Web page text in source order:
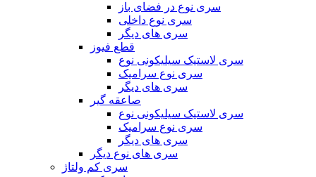
سری نوع در فضای باز
سری نوع داخلی
سری های دیگر
قطع فیوز
سری لاستیک سیلیکونی نوع
سری نوع سرامیک
سری های دیگر
صاعقه گیر
سری لاستیک سیلیکونی نوع
سری نوع سرامیک
سری های دیگر
سری های نوع دیگر
سری کم ولتاژ